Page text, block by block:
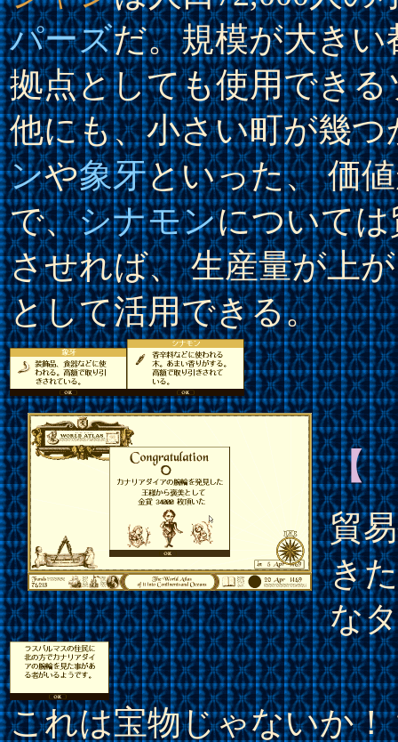
パーズだ。規模が大き
拠点としても使用できる
他にも、小さい町が幾
ンや象牙といった、 価
で、シナモンについて
させれば、 生産量が上
として活用できる。
【
貿
き
な
これは宝物じゃないか